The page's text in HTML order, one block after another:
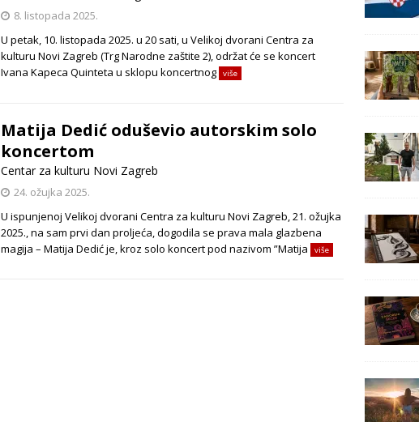
8. listopada 2025.
U petak, 10. listopada 2025. u 20 sati, u Velikoj dvorani Centra za
kulturu Novi Zagreb (Trg Narodne zaštite 2), održat će se koncert
Ivana Kapeca Quinteta u sklopu koncertnog
više
Matija Dedić oduševio autorskim solo
koncertom
Centar za kulturu Novi Zagreb
24. ožujka 2025.
U ispunjenoj Velikoj dvorani Centra za kulturu Novi Zagreb, 21. ožujka
2025., na sam prvi dan proljeća, dogodila se prava mala glazbena
magija – Matija Dedić je, kroz solo koncert pod nazivom ”Matija
više